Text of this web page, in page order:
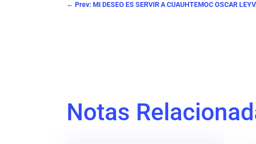
← Prev: MI DESEO ES SERVIR A CUAUHTEMOC OSCAR
Notas